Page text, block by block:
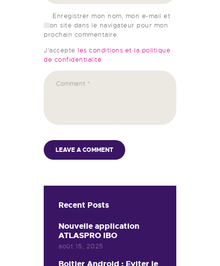
Enregistrer mon nom, mon e-mail et
mon site dans le navigateur pour mon
prochain commentaire.
J’accepte les conditions et la politique
de confidentialité
Recent Posts
Nouvelle application
ATLASPRO IBO
août 15, 2025
Boitier Android : Eviter le